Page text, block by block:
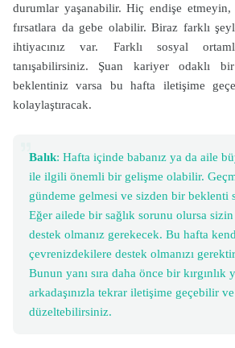
durumlar yaşanabilir. Hiç endişe
fırsatlara da gebe olabilir. Biraz farklı
ihtiyacınız var. Farklı sosyal
tanışabilirsiniz. Şuan kariyer odaklı
beklentiniz varsa bu hafta iletişime
kolaylaştıracak.
Balık: Hafta içinde babanız ya da aile
ile ilgili önemli bir gelişme olabilir.
gündeme gelmesi ve sizden bir beklenti
Eğer ailede bir sağlık sorunu olursa
destek olmanız gerekecek. Bu hafta
çevrenizdekilere destek olmanızı
Bunun yanı sıra daha önce bir kırgınlık
arkadaşınızla tekrar iletişime geçebilir ve
düzeltebilirsiniz.